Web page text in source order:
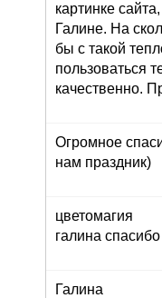
картинке
Галине. На
бы с такой
пользоваться
качественно.
Огромное
нам праздник)
цветомагия
галина
Галина